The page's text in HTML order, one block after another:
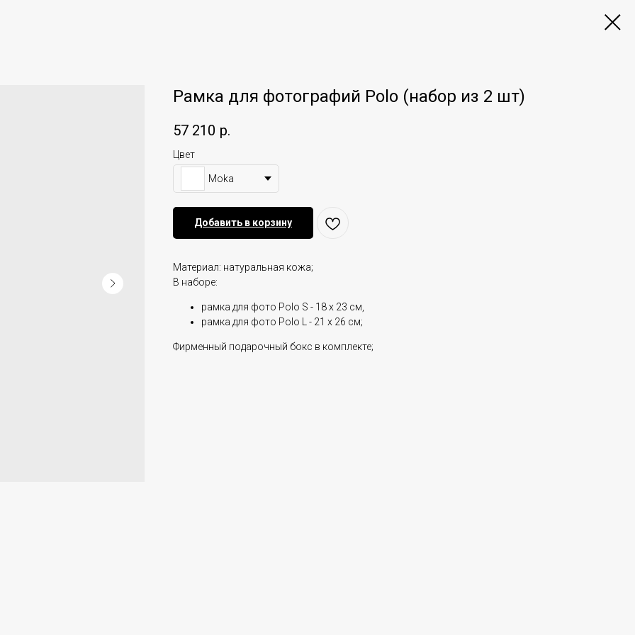
Рамка для фотографий Polo (набор из 2 шт)
57 210 р.
Цвет
Moka
Добавить в корзину
Материал: натуральная кожа;
В наборе:
рамка для фото Polo S - 18 х 23 см,
рамка для фото Polo L - 21 х 26 см;
Фирменный подарочный бокс в комплекте;